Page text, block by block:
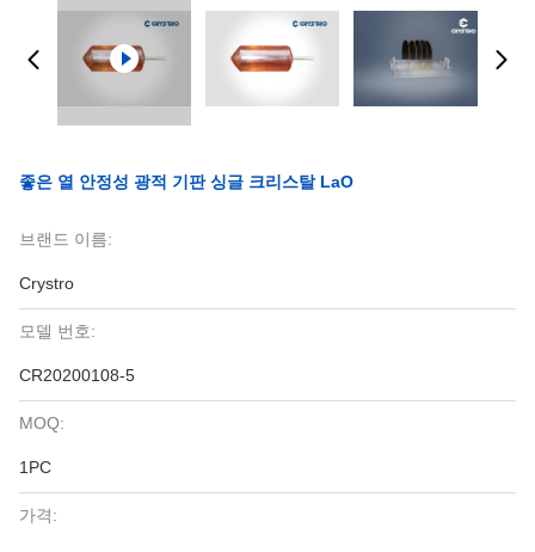
좋은 열 안정성 광적 기판 싱글 크리스탈 LaO
브랜드 이름:
Crystro
모델 번호:
CR20200108-5
MOQ:
1PC
가격: